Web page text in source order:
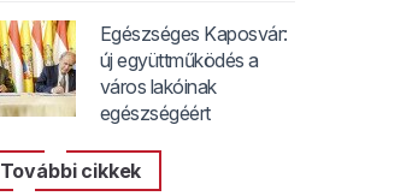
Egészséges Kaposvár:
új együttműködés a
város lakóinak
egészségéért
További cikkek